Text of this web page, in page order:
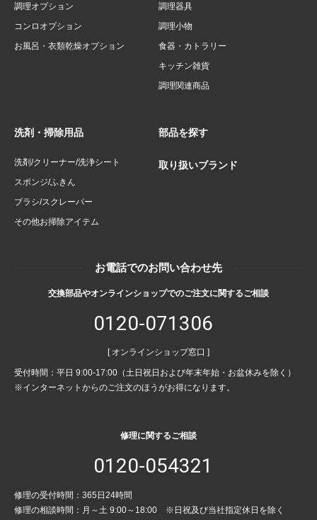
調理オプション
コンロオプション
お風呂・衣類乾燥オプション
調理器具
調理小物
食器・カトラリー
キッチン雑貨
調理関連商品
洗剤・掃除用品
洗剤/クリーナー/洗浄シート
スポンジ/ふきん
ブラシ/スクレーパー
その他お掃除アイテム
部品を探す
取り扱いブランド
お電話でのお問い合わせ先
交換部品やオンラインショップでのご注文に関するご相談
0120-071306
[ オンラインショップ窓口 ]
受付時間：平日 9:00-17:00（土日祝日および年末年始・お盆休みを除く）
※インターネットからのご注文のほうがお得になります。
修理に関するご相談
0120-054321
修理の受付時間：365日24時間
修理の相談時間：月～土 9:00～18:00 ※日祝及び当社指定休日を除く